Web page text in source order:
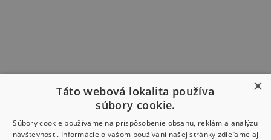
×
Táto webová lokalita používa
súbory cookie.
Súbory cookie používame na prispôsobenie obsahu, reklám a analýzu
návštevnosti. Informácie o vašom používaní našej stránky zdieľame aj